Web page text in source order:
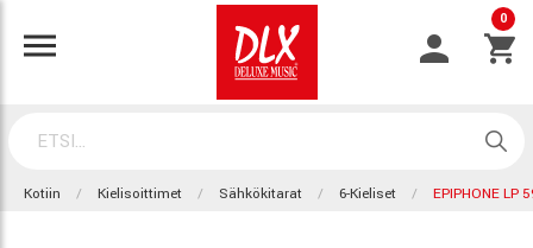
0
Kotiin Kielisoittimet Sähkökitarat 6-Kieliset EPIPHONE LP